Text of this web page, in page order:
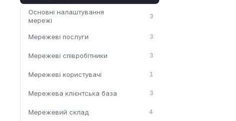
Основні налаштування
мережі
3
Мережеві послуги 3
Мережеві співробітники 3
Мережеві користувачі 1
Мережева клієнтська база 3
Мережевий склад 4